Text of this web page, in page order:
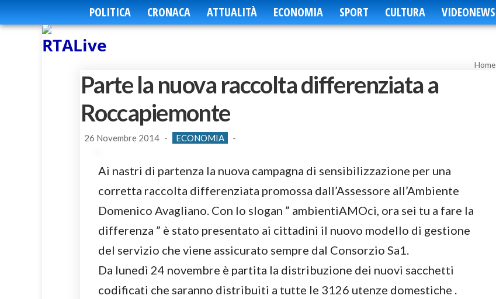
POLITICA CRONACA ATTUALITÀ ECONOMIA SPORT CULTURA VIDEONEWS
Home
Parte la nuova raccolta differenziata a
Roccapiemonte
26 Novembre 2014 - ECONOMIA -
Ai nastri di partenza la nuova campagna di sensibilizzazione per una
corretta raccolta differenziata promossa dall’Assessore all’Ambiente
Domenico Avagliano. Con lo slogan ” ambientiAMOci, ora sei tu a fare la
differenza ” è stato presentato ai cittadini il nuovo modello di gestione
del servizio che viene assicurato sempre dal Consorzio Sa1.
Da lunedì 24 novembre è partita la distribuzione dei nuovi sacchetti
codificati che saranno distribuiti a tutte le 3126 utenze domestiche .